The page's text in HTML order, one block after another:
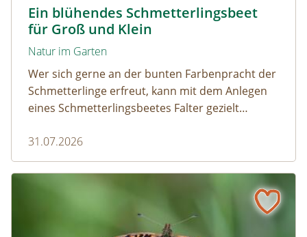
Ein blühendes Schmetterlingsbeet
für Groß und Klein
Natur im Garten
Wer sich gerne an der bunten Farbenpracht der
Schmetterlinge erfreut, kann mit dem Anlegen
eines Schmetterlingsbeetes Falter gezielt
dürfen ausreichend mitgedacht werden. Denn
ohne Raupen gibt es keine schönen
Schmetterlinge!
31.07.2026
Mehr Schmetterlinge als gedacht! Die bunte Welt der